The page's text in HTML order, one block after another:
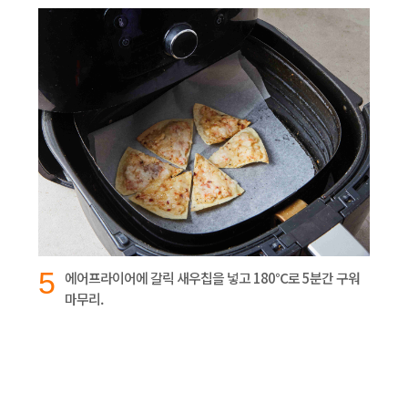
5 에어프라이어에 갈릭 새우칩을 넣고 180℃로 5분간 구워
마무리.